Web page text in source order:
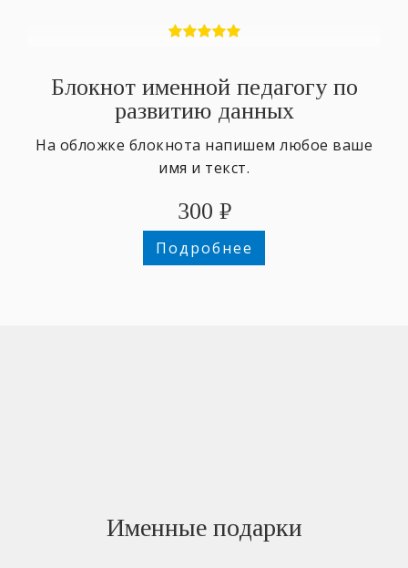
Блокнот именной педагогу по
развитию данных
На обложке блокнота напишем любое ваше
имя и текст.
300 ₽
Подробнее
Именные подарки